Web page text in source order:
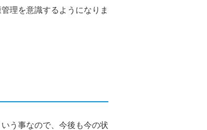
理を意識するようになりま
う事なので、今後も今の状